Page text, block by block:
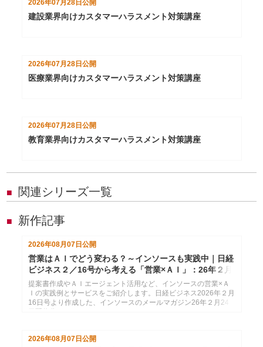
2026年07月28日公開
建設業界向けカスタマーハラスメント対策講座
2026年07月28日公開
医療業界向けカスタマーハラスメント対策講座
2026年07月28日公開
教育業界向けカスタマーハラスメント対策講座
■ 関連シリーズ一覧
■ 新作記事
2026年08月07日 公開
営業はＡＩでどう変わる？～インソースも実践中｜日経
ビジネス２／16号から考える「営業×ＡＩ」：26年２月
24日配信
提案書作成やＡＩエージェント活用など、インソースの営業×Ａ
Ｉの実践例とサービスをご紹介します。日経ビジネス2026年２月
16日号より作成した、インソースのメールマガジン26年２月24
2026年08月07日公開